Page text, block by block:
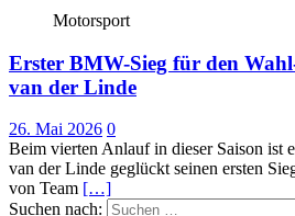
Motorsport
Erster BMW-Sieg für den
van der Linde
26. Mai 2026 0
Beim vierten Anlauf in dieser Saison ist
van der Linde geglückt seinen ersten
von Team […]
Suchen nach: